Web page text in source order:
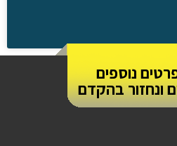
נוספים
ונחזור בהקדם